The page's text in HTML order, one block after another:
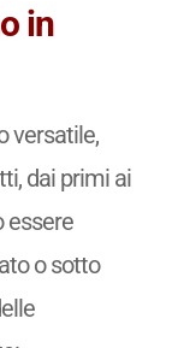
in
versatile,
dai primi ai
essere
o sotto